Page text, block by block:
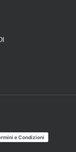
e Condizioni